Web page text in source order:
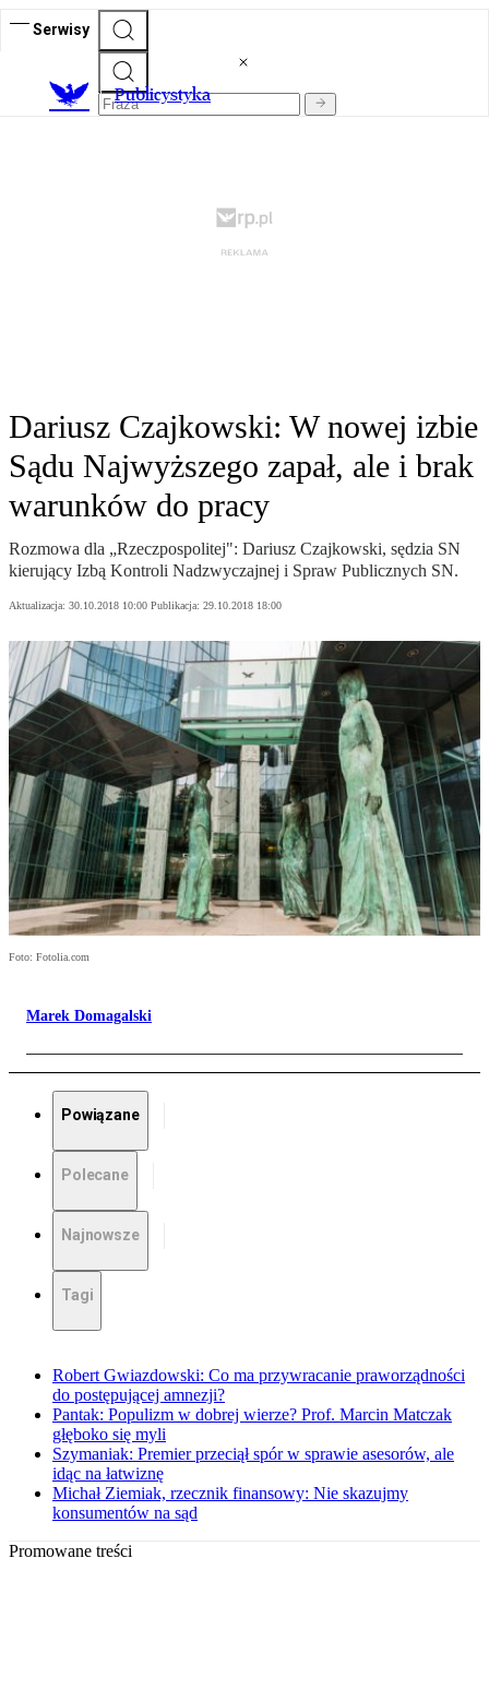
Serwisy
Publicystyka
Dariusz Czajkowski: W nowej izbie
Sądu Najwyższego zapał, ale i brak
warunków do pracy
Rozmowa dla „Rzeczpospolitej": Dariusz Czajkowski, sędzia SN
kierujący Izbą Kontroli Nadzwyczajnej i Spraw Publicznych SN.
Aktualizacja: 30.10.2018 10:00 Publikacja: 29.10.2018 18:00
Foto: Fotolia.com
Marek Domagalski
Powiązane
Polecane
Najnowsze
Tagi
Robert Gwiazdowski: Co ma przywracanie praworządności
do postępującej amnezji?
Pantak: Populizm w dobrej wierze? Prof. Marcin Matczak
głęboko się myli
Szymaniak: Premier przeciął spór w sprawie asesorów, ale
idąc na łatwiznę
Michał Ziemiak, rzecznik finansowy: Nie skazujmy
konsumentów na sąd
Promowane treści